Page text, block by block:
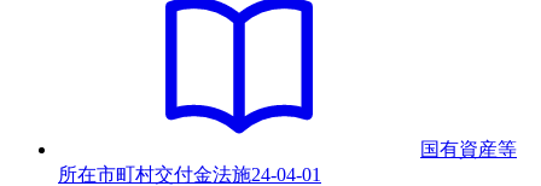
国有資産等
所在市町村交付金法施24-04-01